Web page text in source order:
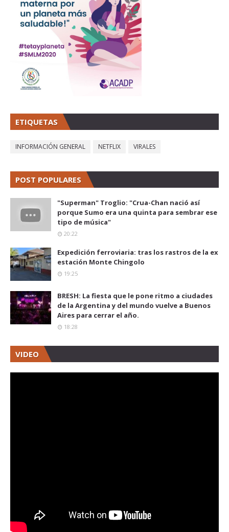
ETIQUETAS
INFORMACIÓN GENERAL NETFLIX VIRALES
POST POPULARES
"Superman" Troglio: "Crua-Chan nació así
porque Sumo era una quinta para sembrar ese
tipo de música"
20:22
Expedición ferroviaria: tras los rastros de la ex
estación Monte Chingolo
19:25
BRESH: La fiesta que le pone ritmo a ciudades
de la Argentina y del mundo vuelve a Buenos
Aires para cerrar el año.
18:28
VIDEO